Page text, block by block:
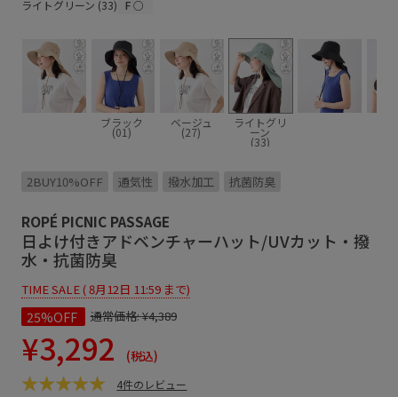
ライトグリーン (33) F○
ブラック
(01)
ベージュ
(27)
ライトグリ
ーン
(33)
2BUY10%OFF 通気性 撥水加工 抗菌防臭
ROPÉ PICNIC PASSAGE
日よけ付きアドベンチャーハット/UVカット・撥
水・抗菌防臭
TIME SALE ( 8月12日 11:59 まで)
25%OFF 通常価格:¥4,389
¥3,292 (税込)
4件のレビュー